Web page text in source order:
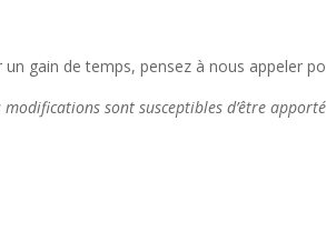
un gain de temps, pensez à nous appeler
modifications sont susceptibles d’être